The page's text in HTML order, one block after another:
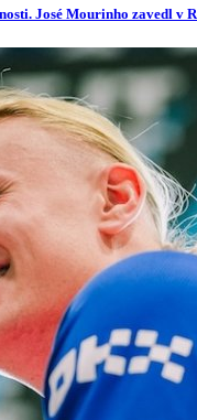
José Mourinho zavedl v